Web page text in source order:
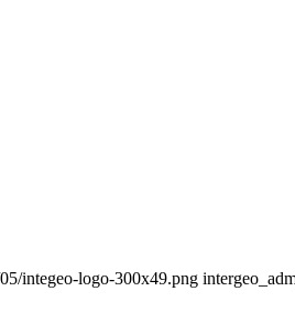
integeo-logo-300x49.png